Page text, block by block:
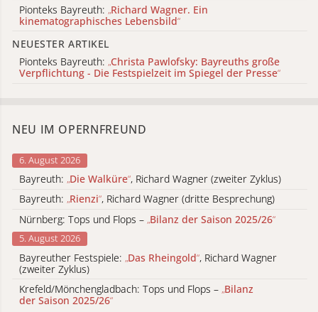
Pionteks Bayreuth: „Richard Wagner. Ein
kinematographisches Lebensbild“
NEUESTER ARTIKEL
Pionteks Bayreuth: „Christa Pawlofsky: Bayreuths große
Verpflichtung - Die Festspielzeit im Spiegel der Presse“
NEU IM OPERNFREUND
6. August 2026
Bayreuth: „Die Walküre“, Richard Wagner (zweiter Zyklus)
Bayreuth: „Rienzi“, Richard Wagner (dritte Besprechung)
Nürnberg: Tops und Flops – „Bilanz der Saison 2025/26“
5. August 2026
Bayreuther Festspiele: „Das Rheingold“, Richard Wagner
(zweiter Zyklus)
Krefeld/Mönchengladbach: Tops und Flops – „Bilanz
der Saison 2025/26“